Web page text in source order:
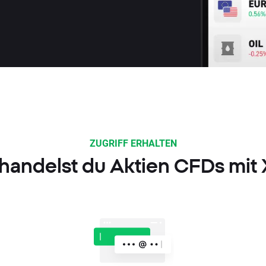
ZUGRIFF ERHALTEN
du Aktien CFDs mit